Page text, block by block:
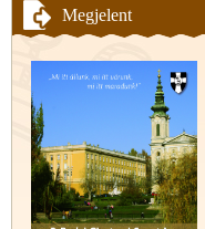
Megjelent